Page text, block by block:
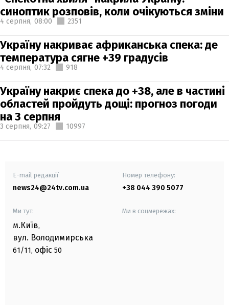
синоптик розповів, коли очікуються зміни
4 серпня, 08:00 2351
Україну накриває африканська спека: де
температура сягне +39 градусів
4 серпня, 07:32 918
Україну накриє спека до +38, але в частині
областей пройдуть дощі: прогноз погоди
на 3 серпня
3 серпня, 09:27 10997
E-mail редакції
news24@24tv.com.ua
Номер телефону:
+38 044 390 5077
Ми тут:
м.Київ,
вул. Володимирська
61/11, офіс 50
Ми в соцмережах: